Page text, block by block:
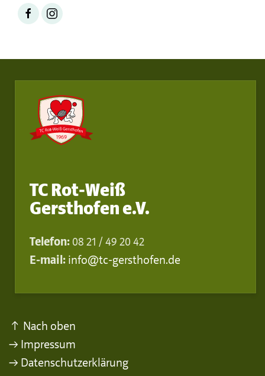
TC Rot-Weiß
Gersthofen e.V.
Telefon: 08 21 / 49 20 42
E-mail: info@tc-gersthofen.de
↑ Nach oben
→ Impressum
→ Datenschutzerklärung